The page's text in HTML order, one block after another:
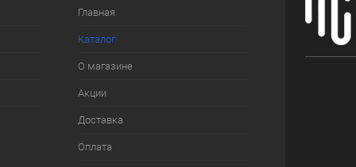
Главная
Каталог
О магазине
Акции
Доставка
Оплата